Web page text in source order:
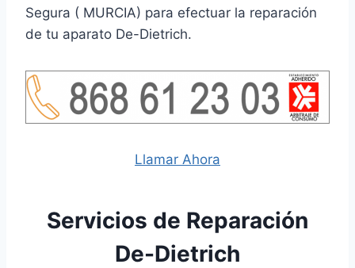
Segura ( MURCIA) para efectuar la reparación
de tu aparato De-Dietrich.
Llamar Ahora
Servicios de Reparación
De-Dietrich